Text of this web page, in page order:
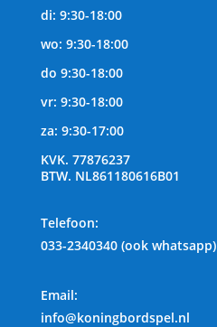
di: 9:30-18:00
wo: 9:30-18:00
do 9:30-18:00
vr: 9:30-18:00
za: 9:30-17:00
KVK. 77876237
BTW. NL861180616B01
Telefoon:
033-2340340 (ook whatsapp)
Email:
info@koningbordspel.nl